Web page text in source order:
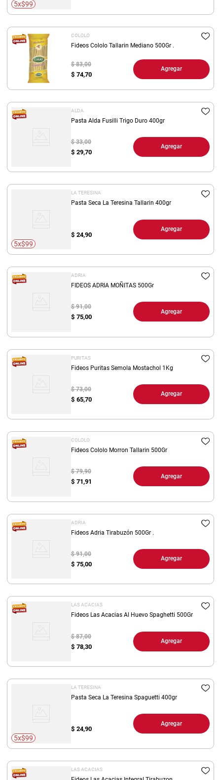
5x$99
COLOLO
Fideos Cololo Tallarin Mediano 500Gr .
$ 74,70
$ 83,00
Agregar
ALDA
Pasta Alda Fusilli Trigo Duro 400gr
$ 29,70
$ 33,00
Agregar
5x$99
LA TERESINA
Pasta Seca La Teresina Tallarin 400gr
$ 24,90
Agregar
ADRIA
FIDEOS ADRIA MOÑITAS 500Gr
$ 75,00
$ 91,00
Agregar
PURITAS
Fideos Puritas Semola Mostachol 1Kg
$ 65,70
$ 73,00
Agregar
COLOLO
Fideos Cololo Morron Tallarin 500Gr
$ 71,91
$ 79,90
Agregar
ADRIA
Fideos Adria Tirabuzón 500Gr .
$ 75,00
$ 91,00
Agregar
LAS ACACIAS
Fideos Las Acacias Al Huevo Spaghetti 500Gr
$ 78,30
$ 87,00
Agregar
5x$99
LA TERESINA
Pasta Seca La Teresina Spaguetti 400gr
$ 24,90
Agregar
LAS ACACIAS